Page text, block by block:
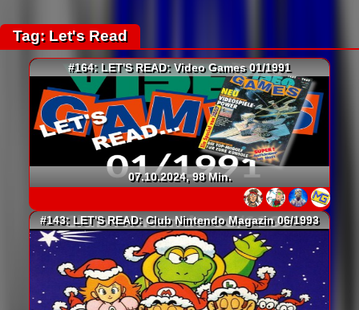
Tag: Let's Read
#164: LET'S READ: Video Games 01/1991
07.10.2024, 98 Min.
#143: LET'S READ: Club Nintendo Magazin 06/1993